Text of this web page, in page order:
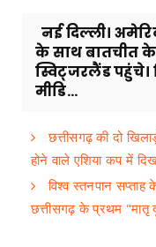
नई दिल्ली।
के साथ बातचीत
स्विट्जरलैंड पहुंचे।
मीडि...
छत्तीसगढ़ की दो
होने वाले एशिया कप में
विश्व स्तनपान
छत्तीसगढ़ के प्रथम